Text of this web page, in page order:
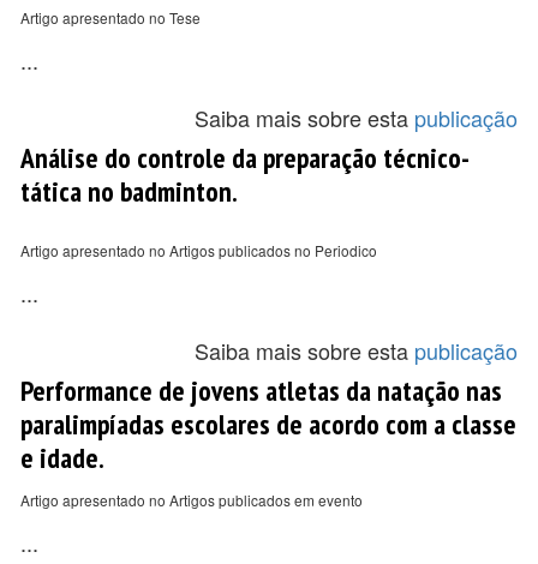
Artigo apresentado no Tese
...
Saiba mais sobre esta publicação
Análise do controle da preparação técnico-
tática no badminton.
Artigo apresentado no Artigos publicados no Periodico
...
Saiba mais sobre esta publicação
Performance de jovens atletas da natação nas
paralimpíadas escolares de acordo com a classe
e idade.
Artigo apresentado no Artigos publicados em evento
...